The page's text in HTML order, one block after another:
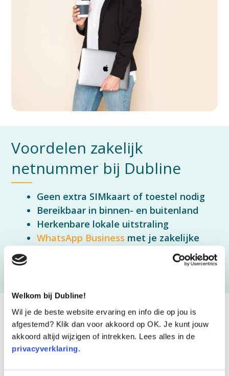
Welkom bij Dubline!
Wil je de beste website ervaring en info die op jou is
afgestemd? Klik dan voor akkoord op OK. Je kunt jouw
akkoord altijd wijzigen of intrekken. Lees alles in de
privacyverklaring.
Voordelen zakelijk
netnummer bij Dubline
Geen extra SIMkaart of toestel nodig
Bereikbaar in binnen- en buitenland
Herkenbare lokale uitstraling
WhatsApp Business met je zakelijke